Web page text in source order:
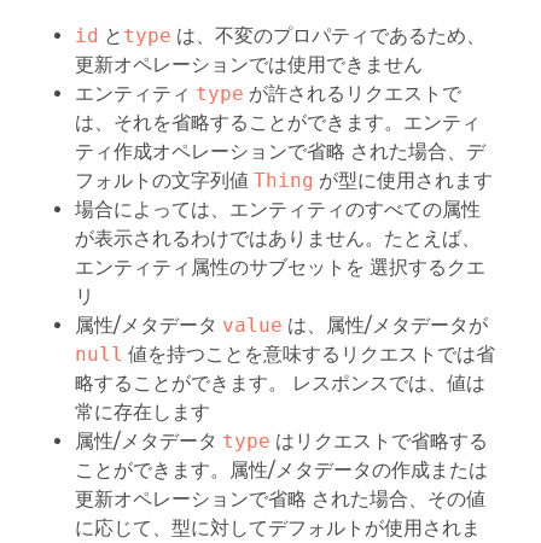
id と type は、不変のプロパティであるため、
更新オペレーションでは使用できません
エンティティ type が許されるリクエストで
は、それを省略することができます。エンティ
ティ作成オペレーションで省略 された場合、デ
フォルトの文字列値 Thing が型に使用されます
場合によっては、エンティティのすべての属性
が表示されるわけではありません。たとえば、
エンティティ属性のサブセットを 選択するクエ
リ
属性/メタデータ value は、属性/メタデータが
null 値を持つことを意味するリクエストでは省
略することができます。 レスポンスでは、値は
常に存在します
属性/メタデータ type はリクエストで省略する
ことができます。属性/メタデータの作成または
更新オペレーションで省略 された場合、その値
に応じて、型に対してデフォルトが使用されま